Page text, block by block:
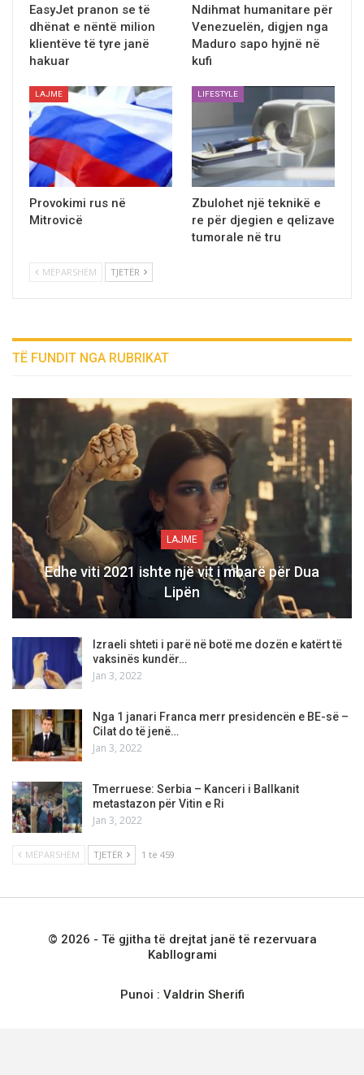
EasyJet pranon se të
dhënat e nëntë milion
klientëve të tyre janë
hakuar
Ndihmat humanitare për
Venezuelën, digjen nga
Maduro sapo hyjnë në
kufi
LAJME
Provokimi rus në
Mitrovicë
LIFESTYLE
Zbulohet një teknikë e
re për djegien e qelizave
tumorale në tru
MËPARSHËM TJETËR
TË FUNDIT NGA RUBRIKAT
LAJME
Edhe viti 2021 ishte një vit i mbarë për Dua
Lipën
Izraeli shteti i parë në botë me dozën e katërt të
vaksinës kundër…
Jan 3, 2022
Nga 1 janari Franca merr presidencën e BE-së –
Cilat do të jenë…
Jan 3, 2022
Tmerruese: Serbia – Kanceri i Ballkanit
metastazon për Vitin e Ri
Jan 3, 2022
MËPARSHËM TJETËR 1 të 459
© 2026 - Të gjitha të drejtat janë të rezervuara
Kabllogrami
Punoi : Valdrin Sherifi